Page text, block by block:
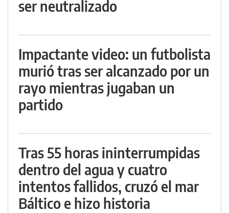
ser neutralizado
Impactante video: un futbolista
murió tras ser alcanzado por un
rayo mientras jugaban un
partido
Tras 55 horas ininterrumpidas
dentro del agua y cuatro
intentos fallidos, cruzó el mar
Báltico e hizo historia